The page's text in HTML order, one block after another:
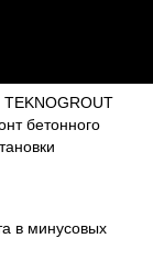
бетонного
в минусовых